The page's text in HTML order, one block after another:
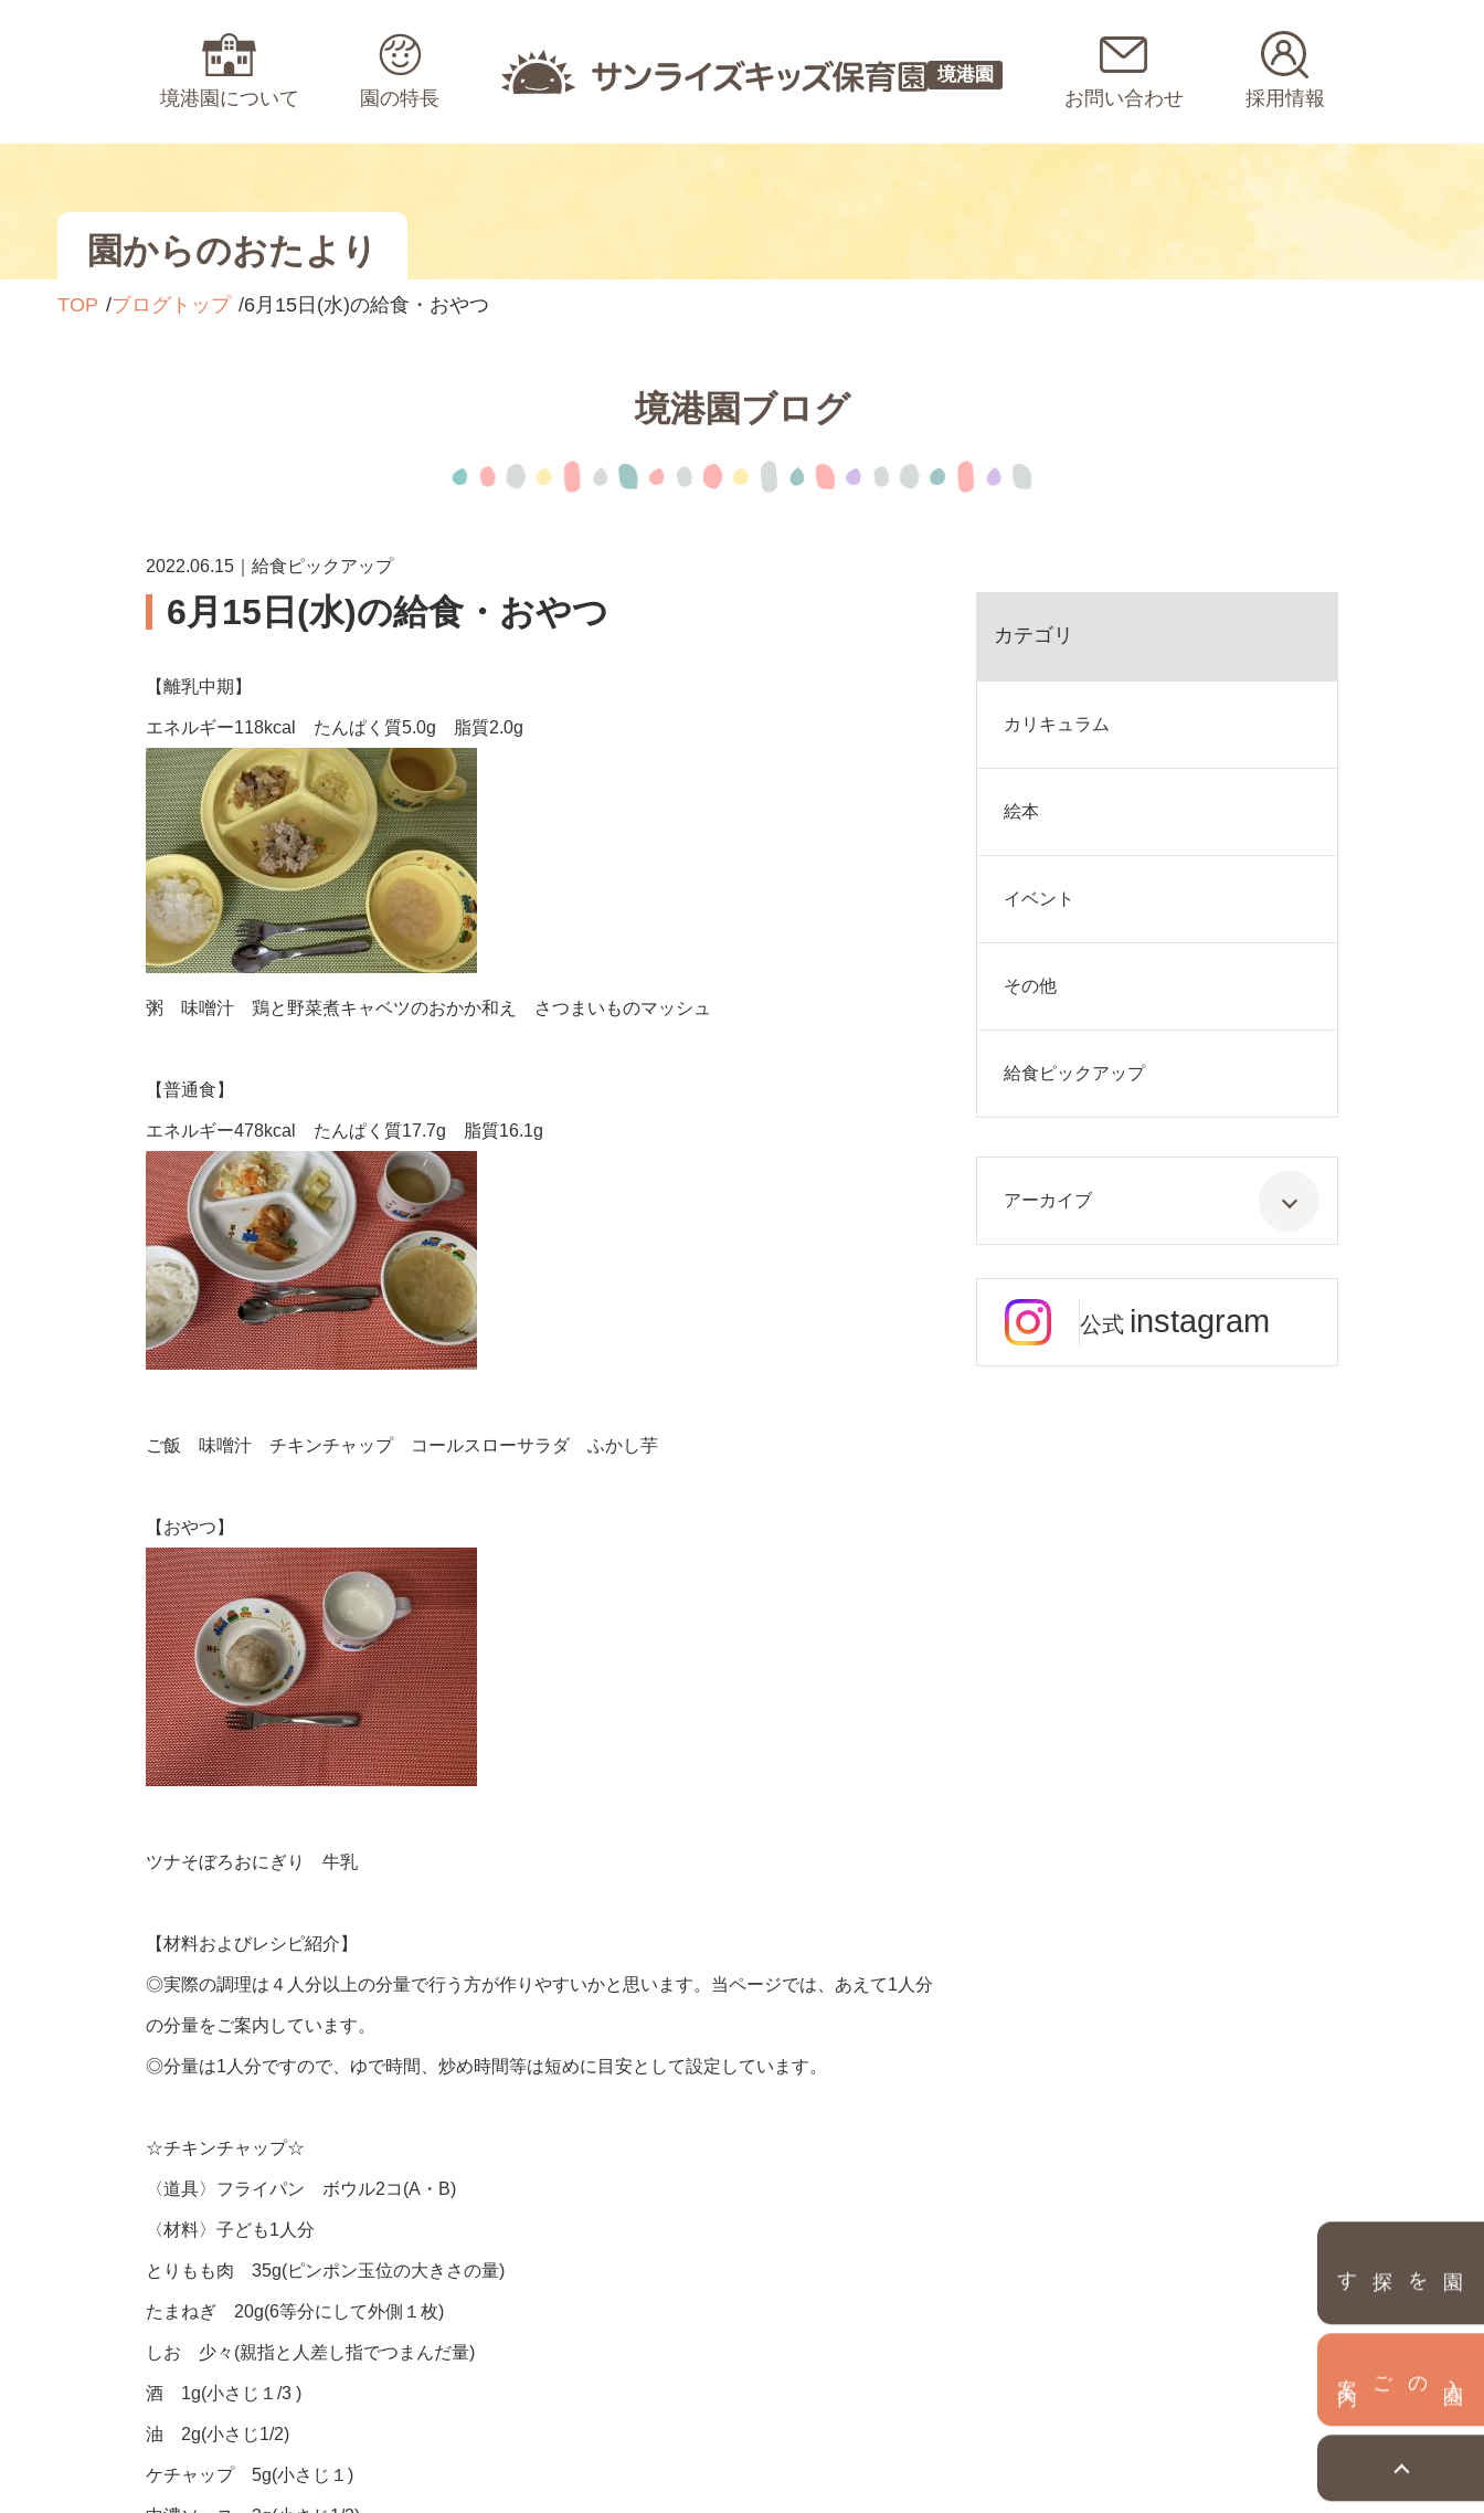
境港園について 園の特長
境港園
お問い合わせ 採用情報
園を探す
園からのおたより
TOP ブログトップ 6月15日(水)の給食・おやつ
境港園ブログ
2022.06.15｜給食ピックアップ
6月15日(水)の給食・おやつ
【離乳中期】
エネルギー118kcal たんぱく質5.0g 脂質2.0g
粥 味噌汁 鶏と野菜煮キャベツのおかか和え さつまいものマッシュ
【普通食】
エネルギー478kcal たんぱく質17.7g 脂質16.1g
ご飯 味噌汁 チキンチャップ コールスローサラダ ふかし芋
【おやつ】
ツナそぼろおにぎり 牛乳
【材料およびレシピ紹介】
◎実際の調理は４人分以上の分量で行う方が作りやすいかと思います。当ページでは、あえて1人分
の分量をご案内しています。
◎分量は1人分ですので、ゆで時間、炒め時間等は短めに目安として設定しています。
☆チキンチャップ☆
〈道具〉フライパン ボウル2コ(A・B)
〈材料〉子ども1人分
とりもも肉 35g(ピンポン玉位の大きさの量)
たまねぎ 20g(6等分にして外側１枚)
しお 少々(親指と人差し指でつまんだ量)
酒 1g(小さじ１/3 )
油 2g(小さじ1/2)
ケチャップ 5g(小さじ１)
カテゴリ
カリキュラム
絵本
イベント
その他
給食ピックアップ
アーカイブ
公式 instagram